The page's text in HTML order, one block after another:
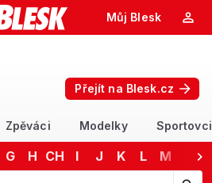
Můj Blesk
Přejít na Blesk.cz
Zpěváci Modelky Sportovci
G H CH I J K L M